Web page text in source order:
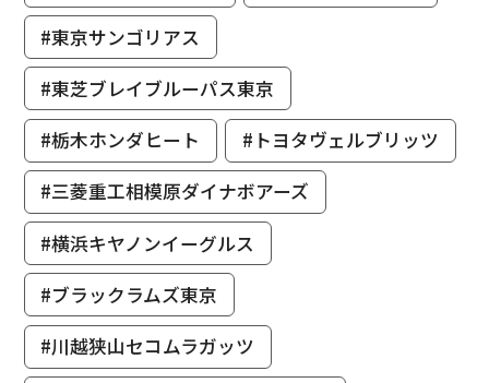
#東京サンゴリアス
#東芝ブレイブルーパス東京
#栃木ホンダヒート
#トヨタヴェルブリッツ
#三菱重工相模原ダイナボアーズ
#横浜キヤノンイーグルス
#ブラックラムズ東京
#川越狭山セコムラガッツ